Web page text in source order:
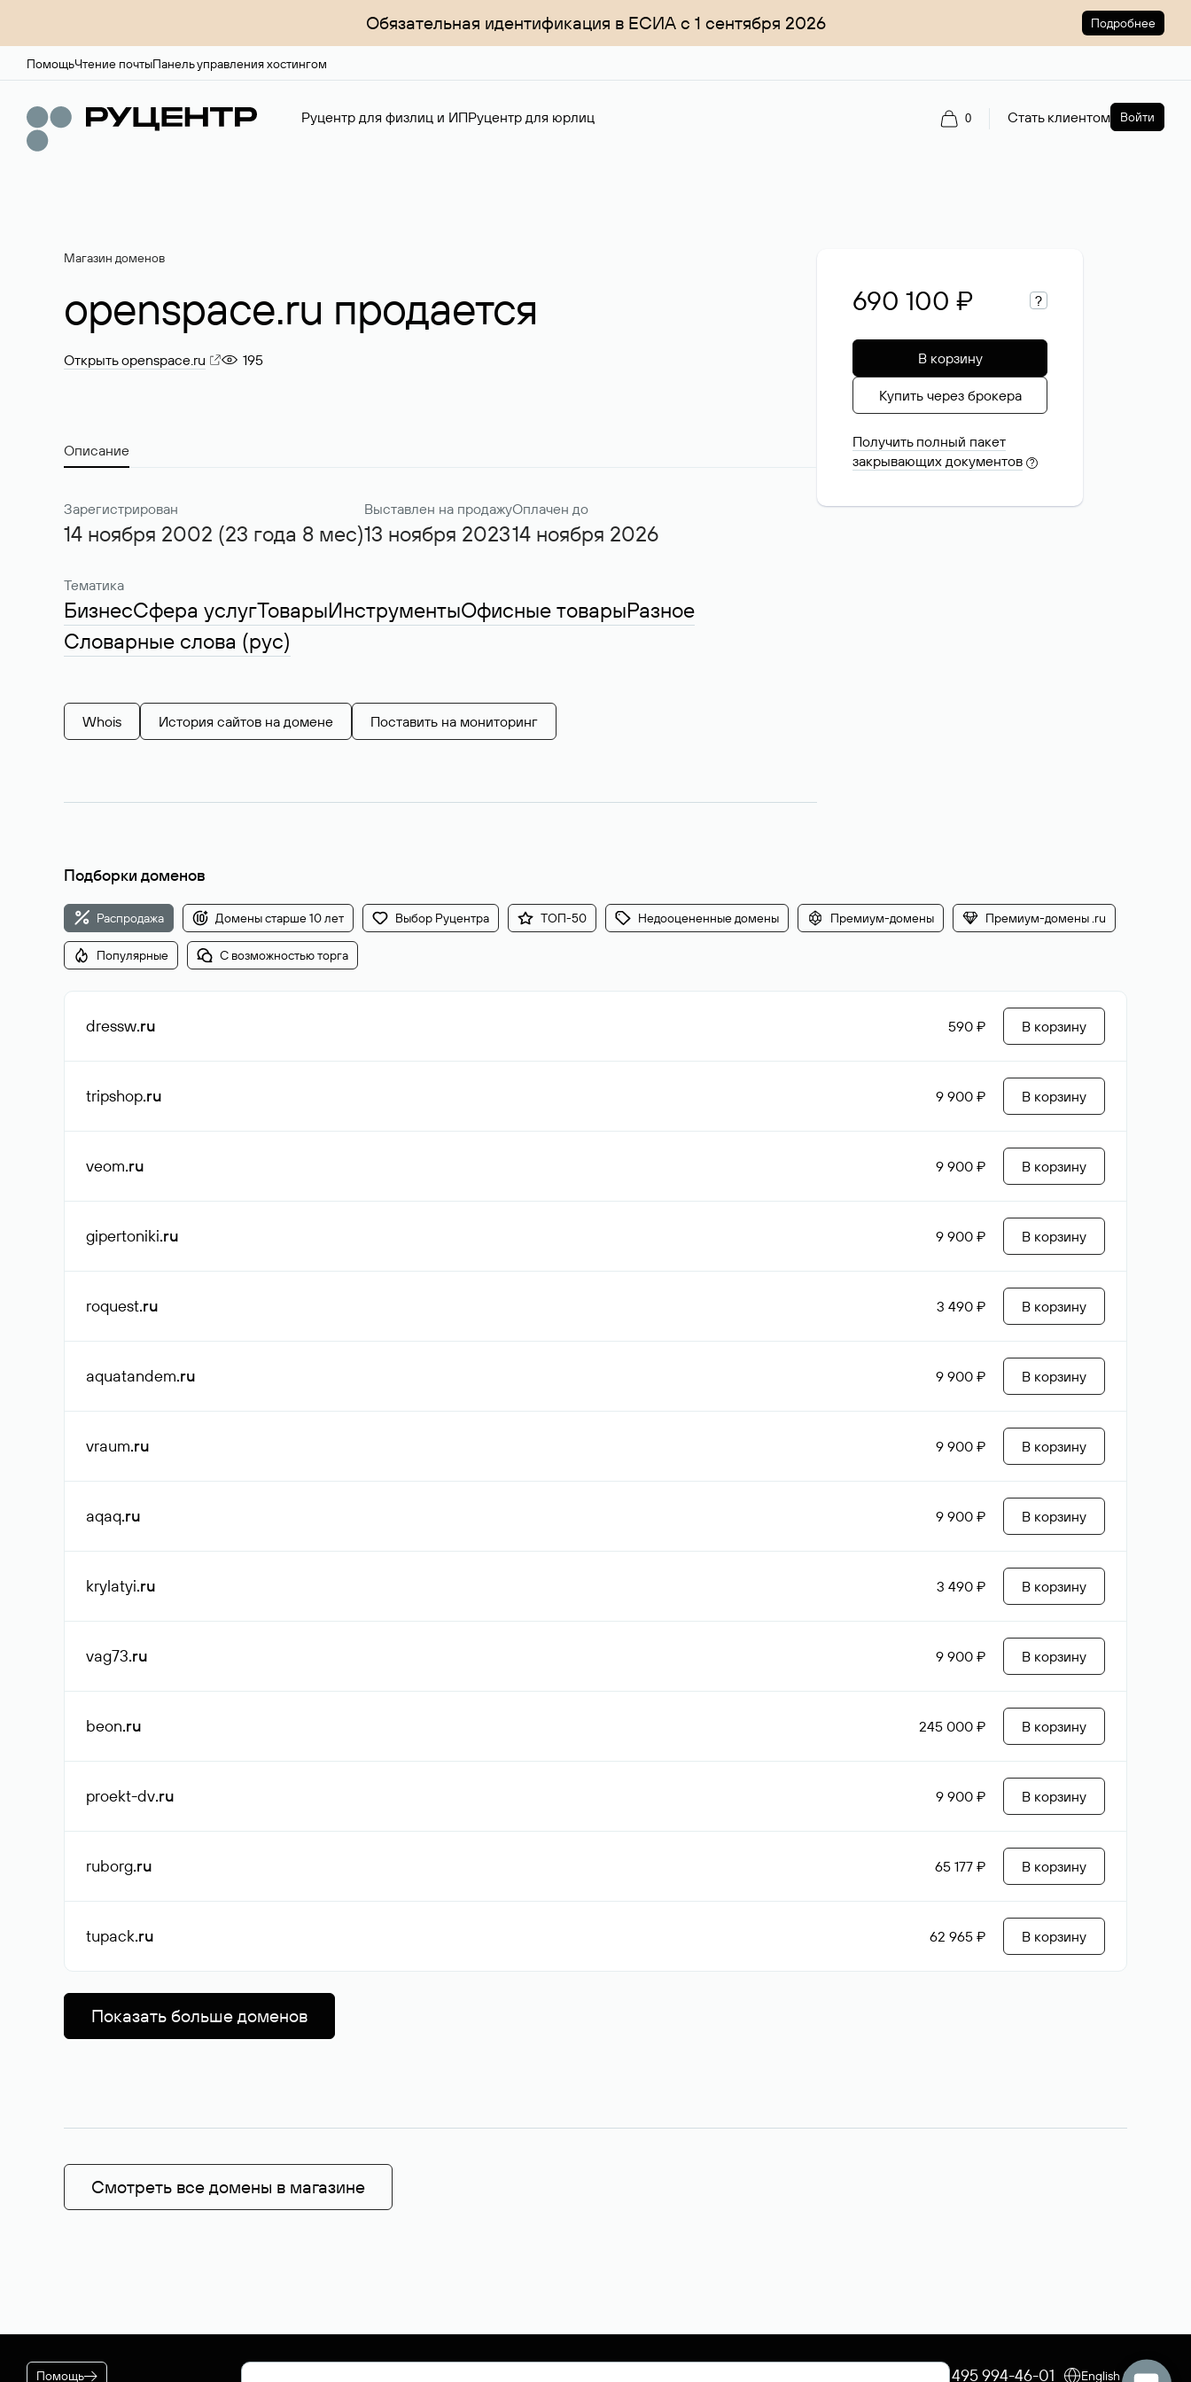
Обязательная идентификация в ЕСИА с 1 сентября 2026 Подробнее
ПомощьЧтение почтыПанель управления хостингом
Руцентр для физлиц и ИПРуцентр для юрлиц 0 Стать клиентом Войти
Магазин доменов
openspace.ru продается
Открыть openspace.ru 195
Описание
Зарегистрирован
14 ноября 2002 (23 года 8 мес)
Выставлен на продажу
13 ноября 2023
Оплачен до
14 ноября 2026
Тематика
БизнесСфера услугТоварыИнструментыОфисные товарыРазное
Словарные слова (рус)
Whois История сайтов на домене Поставить на мониторинг
690 100 ₽ ?
В корзину
Купить через брокера
Получить полный пакет
закрывающих документов ?
Подборки доменов
Распродажа Домены старше 10 лет Выбор Руцентра ТОП-50 Недооцененные домены Премиум-домены Премиум-домены .ru
Популярные С возможностью торга
dressw.ru 590 ₽ В корзину
tripshop.ru 9 900 ₽ В корзину
veom.ru 9 900 ₽ В корзину
gipertoniki.ru 9 900 ₽ В корзину
roquest.ru 3 490 ₽ В корзину
aquatandem.ru 9 900 ₽ В корзину
vraum.ru 9 900 ₽ В корзину
aqaq.ru 9 900 ₽ В корзину
krylatyi.ru 3 490 ₽ В корзину
vag73.ru 9 900 ₽ В корзину
beon.ru 245 000 ₽ В корзину
proekt-dv.ru 9 900 ₽ В корзину
ruborg.ru 65 177 ₽ В корзину
tupack.ru 62 965 ₽ В корзину
Показать больше доменов
Смотреть все домены в магазине
Помощь +7 495 994-46-01 English (USD)